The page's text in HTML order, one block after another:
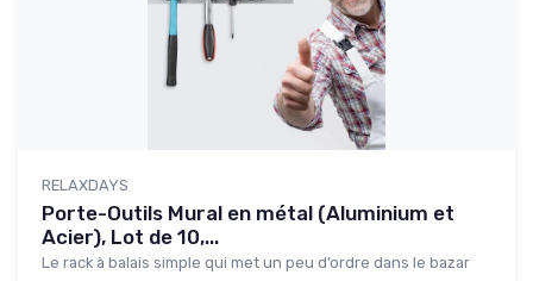
RELAXDAYS
Porte-Outils Mural en métal (Aluminium et
Acier), Lot de 10,...
Le rack à balais simple qui met un peu d’ordre dans le bazar